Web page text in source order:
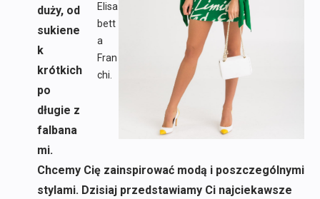
Elisa
bett
a
Fran
chi.
duży, od
sukiene
k
krótkich
po
długie z
falbana
mi.
Chcemy Cię zainspirować modą i poszczególnymi
stylami. Dzisiaj przedstawiamy Ci najciekawsze